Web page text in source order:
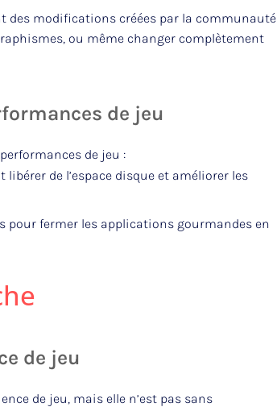
des modifications créées par la communauté
ou même changer complètement
de jeu
de jeu :
de l’espace disque et améliorer les
pour fermer les applications gourmandes en
de jeu
de jeu, mais elle n’est pas sans